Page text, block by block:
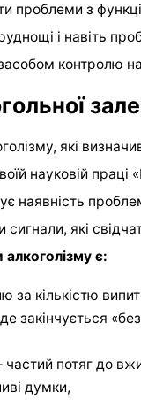
з
і навіть
засобом контролю
які
науковій праці
наявність
які
є:
за кількістю
закінчується
частий потяг до
думки,